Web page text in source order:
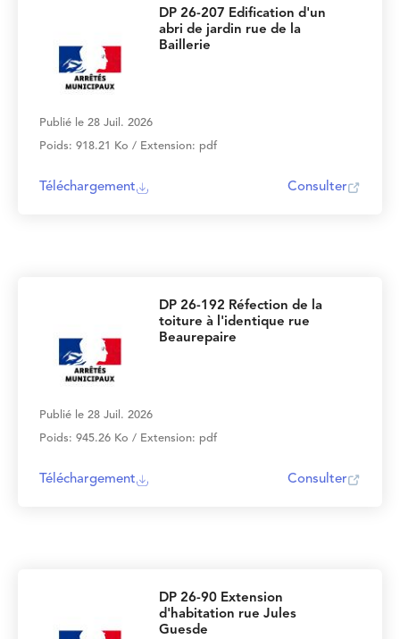
DP 26-207 Edification d'un
abri de jardin rue de la
Baillerie
Publié le 28 Juil. 2026
Poids: 918.21 Ko / Extension: pdf
Téléchargement Consulter
DP 26-192 Réfection de la
toiture à l'identique rue
Beaurepaire
Publié le 28 Juil. 2026
Poids: 945.26 Ko / Extension: pdf
Téléchargement Consulter
DP 26-90 Extension
d'habitation rue Jules
Guesde